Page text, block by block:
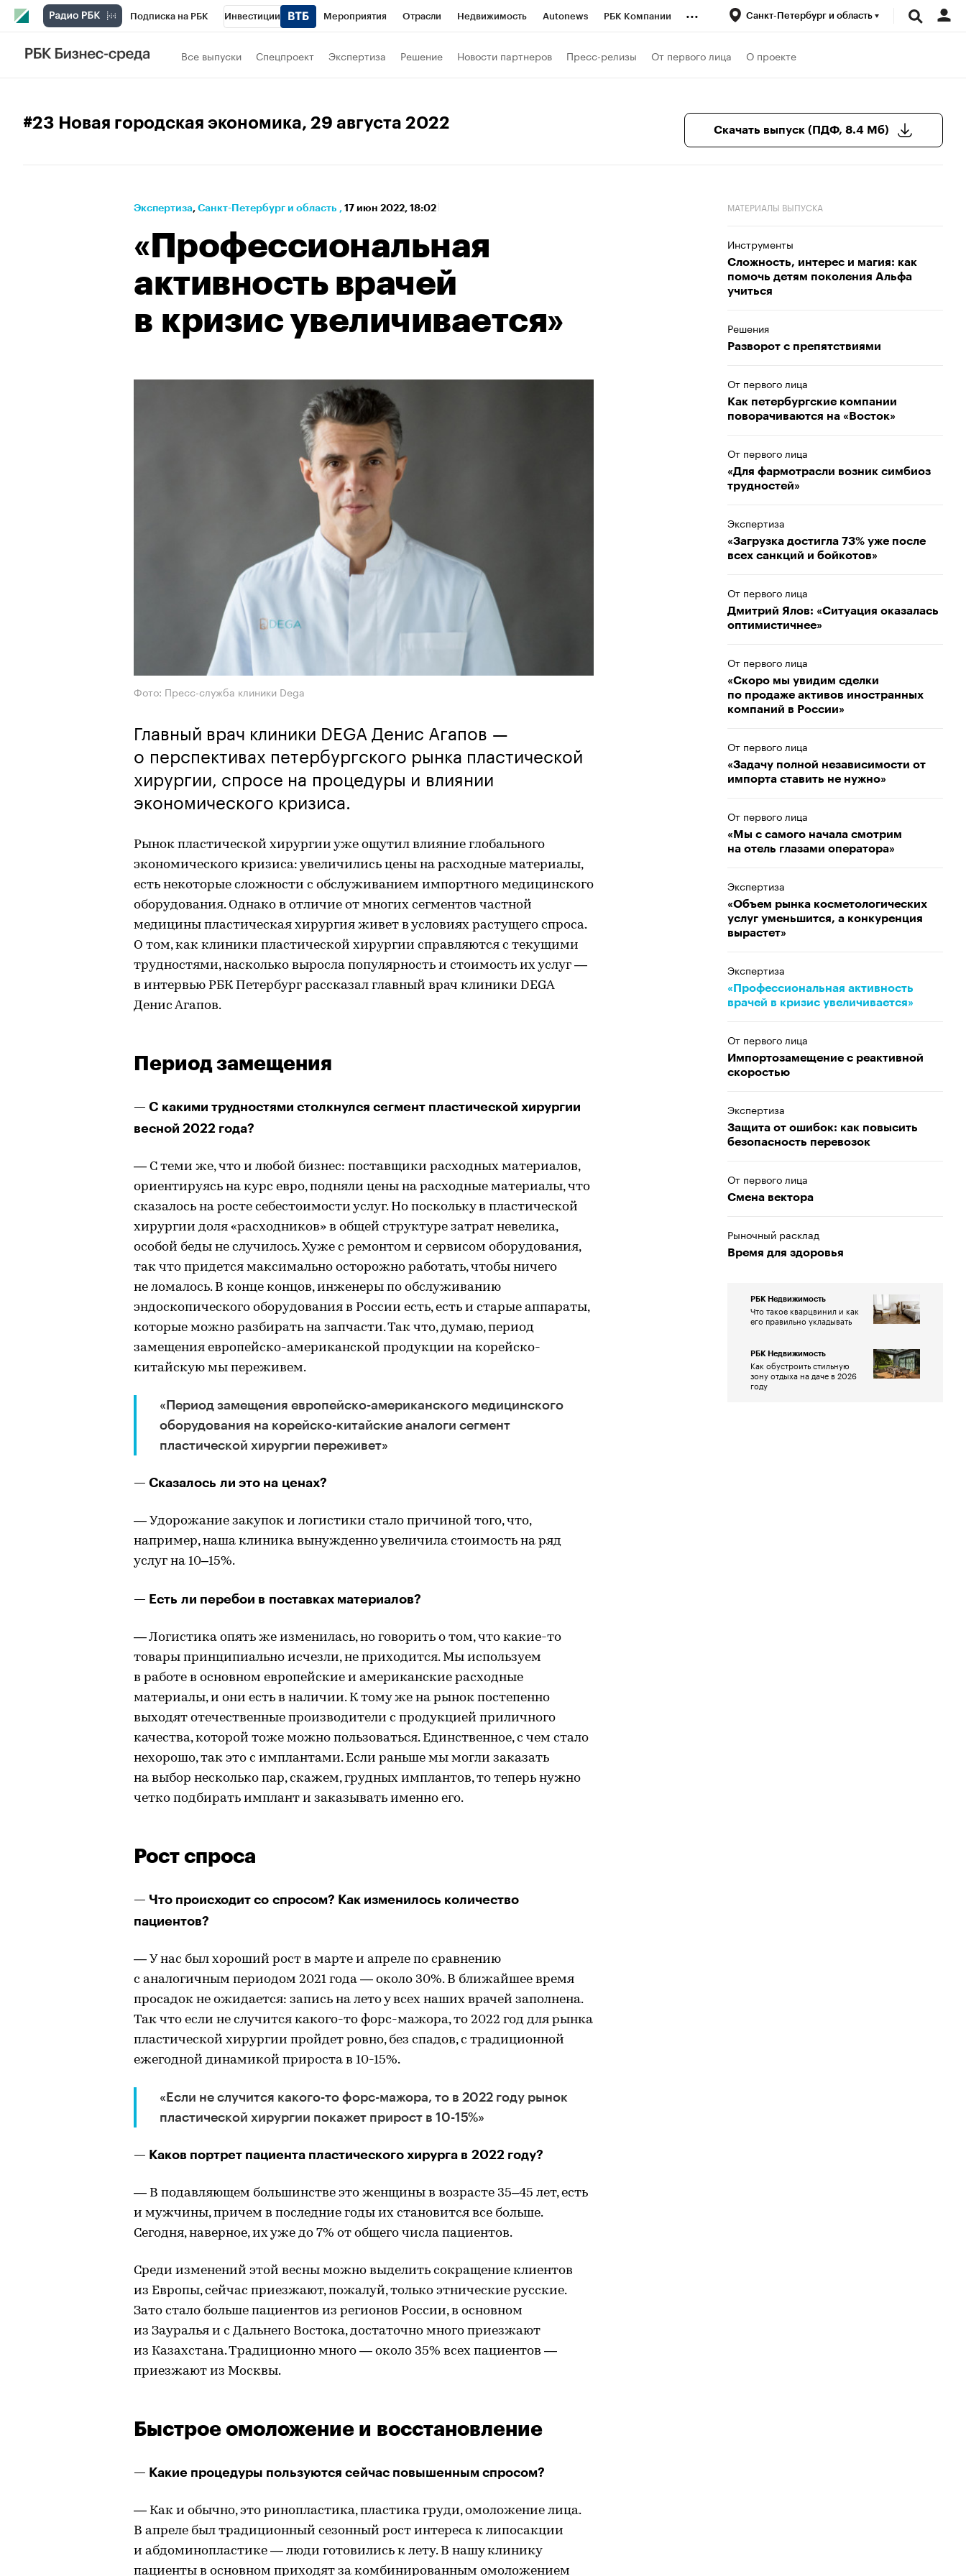
Подписка на РБК Инвестиции Мероприятия Отрасли Недвижимость Autonews РБК Компании
Телеканал
... Санкт-Петербург и область
Все выпуски Спецпроект Экспертиза Решение Новости партнеров Пресс-релизы От первого лица О проекте
#23 Новая городская экономика, 29 августа 2022 Скачать выпуск (ПДФ, 8.4 Мб)
Экспертиза⁠, Санкт-Петербург и область , 17 июн 2022, 18:02
«Профессиональная
активность врачей
в кризис увеличивается»
Фото: Пресс-служба клиники Dega
Главный врач клиники DEGA Денис Агапов —
о перспективах петербургского рынка пластической
хирургии, спросе на процедуры и влиянии
экономического кризиса.
Рынок пластической хирургии уже ощутил влияние глобального
экономического кризиса: увеличились цены на расходные материалы,
есть некоторые сложности с обслуживанием импортного медицинского
оборудования. Однако в отличие от многих сегментов частной
медицины пластическая хирургия живет в условиях растущего спроса.
О том, как клиники пластической хирургии справляются с текущими
трудностями, насколько выросла популярность и стоимость их услуг —
в интервью РБК Петербург рассказал главный врач клиники DEGA
Денис Агапов.
Период замещения
— С какими трудностями столкнулся сегмент пластической хирургии
весной 2022 года?
— С теми же, что и любой бизнес: поставщики расходных материалов,
ориентируясь на курс евро, подняли цены на расходные материалы, что
сказалось на росте себестоимости услуг. Но поскольку в пластической
хирургии доля «расходников» в общей структуре затрат невелика,
особой беды не случилось. Хуже с ремонтом и сервисом оборудования,
так что придется максимально осторожно работать, чтобы ничего
не ломалось. В конце концов, инженеры по обслуживанию
эндоскопического оборудования в России есть, есть и старые аппараты,
которые можно разбирать на запчасти. Так что, думаю, период
замещения европейско-американской продукции на корейско-
китайскую мы переживем.
«Период замещения европейско-американского медицинского
оборудования на корейско-китайские аналоги сегмент
пластической хирургии переживет»
— Сказалось ли это на ценах?
— Удорожание закупок и логистики стало причиной того, что,
например, наша клиника вынужденно увеличила стоимость на ряд
услуг на 10–15%.
— Есть ли перебои в поставках материалов?
— Логистика опять же изменилась, но говорить о том, что какие-то
товары принципиально исчезли, не приходится. Мы используем
в работе в основном европейские и американские расходные
материалы, и они есть в наличии. К тому же на рынок постепенно
выходят отечественные производители с продукцией приличного
качества, которой тоже можно пользоваться. Единственное, с чем стало
нехорошо, так это с имплантами. Если раньше мы могли заказать
на выбор несколько пар, скажем, грудных имплантов, то теперь нужно
четко подбирать имплант и заказывать именно его.
Рост спроса
— Что происходит со спросом? Как изменилось количество
пациентов?
— У нас был хороший рост в марте и апреле по сравнению
с аналогичным периодом 2021 года — около 30%. В ближайшее время
просадок не ожидается: запись на лето у всех наших врачей заполнена.
Так что если не случится какого-то форс-мажора, то 2022 год для рынка
пластической хирургии пройдет ровно, без спадов, с традиционной
ежегодной динамикой прироста в 10-15%.
«Если не случится какого-то форс-мажора, то в 2022 году рынок
пластической хирургии покажет прирост в 10-15%»
— Каков портрет пациента пластического хирурга в 2022 году?
— В подавляющем большинстве это женщины в возрасте 35–45 лет, есть
и мужчины, причем в последние годы их становится все больше.
Сегодня, наверное, их уже до 7% от общего числа пациентов.
Среди изменений этой весны можно выделить сокращение клиентов
из Европы, сейчас приезжают, пожалуй, только этнические русские.
Зато стало больше пациентов из регионов России, в основном
из Зауралья и с Дальнего Востока, достаточно много приезжают
из Казахстана. Традиционно много — около 35% всех пациентов —
приезжают из Москвы.
Быстрое омоложение и восстановление
— Какие процедуры пользуются сейчас повышенным спросом?
— Как и обычно, это ринопластика, пластика груди, омоложение лица.
В апреле был традиционный сезонный рост интереса к липосакции
и абдоминопластике — люди готовились к лету. В нашу клинику
пациенты в основном приходят за комбинированным омоложением
МАТЕРИАЛЫ ВЫПУСКА
Инструменты
Сложность, интерес и магия: как
помочь детям поколения Альфа
учиться
Решения
Разворот с препятствиями
От первого лица
Как петербургские компании
поворачиваются на «Восток»
От первого лица
«Для фармотрасли возник симбиоз
трудностей»
Экспертиза
«Загрузка достигла 73% уже после
всех санкций и бойкотов»
От первого лица
Дмитрий Ялов: «Ситуация оказалась
оптимистичнее»
От первого лица
«Скоро мы увидим сделки
по продаже активов иностранных
компаний в России»
От первого лица
«Задачу полной независимости от
импорта ставить не нужно»
От первого лица
«Мы с самого начала смотрим
на отель глазами оператора»
Экспертиза
«Объем рынка косметологических
услуг уменьшится, а конкуренция
вырастет»
Экспертиза
«Профессиональная активность
врачей в кризис увеличивается»
От первого лица
Импортозамещение с реактивной
скоростью
Экспертиза
Защита от ошибок: как повысить
безопасность перевозок
От первого лица
Смена вектора
Рыночный расклад
Время для здоровья
РБК Недвижимость
Что такое кварцвинил и как
его правильно укладывать
РБК Недвижимость
Как обустроить стильную
зону отдыха на даче в 2026
году